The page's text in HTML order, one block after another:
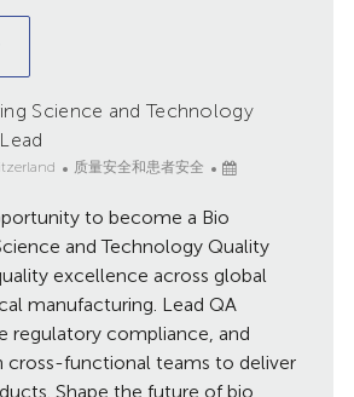
Supply Compliance Governance
Science and Technology
类
质量安全和患者安全
已
布
日
to become a Bio
and Technology Quality
excellence across global
manufacturing. Lead QA
regulatory compliance, and
cross-functional teams to deliver
Shape the future of bio